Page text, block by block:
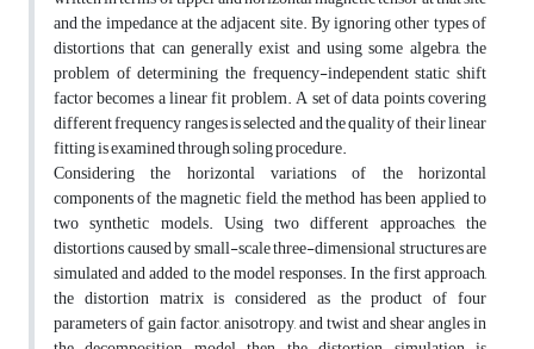
and the impedance at the adjacent site. By ignoring other types of
distortions that can generally exist and using some algebra, the
problem of determining the frequency-independent static shift
factor becomes a linear fit problem. A set of data points covering
different frequency ranges is selected and the quality of their linear
fitting is examined through soling procedure.
Considering the horizontal variations of the horizontal
components of the magnetic field, the method has been applied to
two synthetic models. Using two different approaches, the
distortions caused by small-scale three-dimensional structures are
simulated and added to the model responses. In the first approach,
the distortion matrix is considered as the product of four
parameters of gain factor, anisotropy, and twist and shear angles in